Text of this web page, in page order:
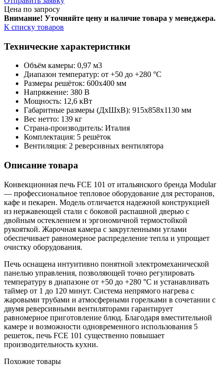
Цена по запросу
Внимание! Уточняйте цену и наличие товара у менеджера.
К списку товаров
Технические характеристики
Объём камеры: 0,97 м3
Диапазон температур: от +50 до +280 °С
Размеры решёток: 600x400 мм
Напряжение: 380 В
Мощность: 12,6 кВт
Габаритные размеры (ДхШхВ): 915x858x1130 мм
Вес нетто: 139 кг
Страна-производитель: Италия
Комплектация: 5 решёток
Вентиляция: 2 реверсивных вентилятора
Описание товара
Конвекционная печь FCE 101 от итальянского бренда Modular
— профессиональное тепловое оборудование для ресторанов,
кафе и пекарен. Модель отличается надежной конструкцией
из нержавеющей стали с боковой распашной дверью с
двойным остеклением и эргономичной термостойкой
рукояткой. Жарочная камера с закругленными углами
обеспечивает равномерное распределение тепла и упрощает
очистку оборудования.
Печь оснащена интуитивно понятной электромеханической
панелью управления, позволяющей точно регулировать
температуру в диапазоне от +50 до +280 °С и устанавливать
таймер от 1 до 120 минут. Система непрямого нагрева с
жаровыми трубами и атмосферными горелками в сочетании с
двумя реверсивными вентиляторами гарантирует
равномерное приготовление блюд. Благодаря вместительной
камере и возможности одновременного использования 5
решеток, печь FCE 101 существенно повышает
производительность кухни.
Похожие товары